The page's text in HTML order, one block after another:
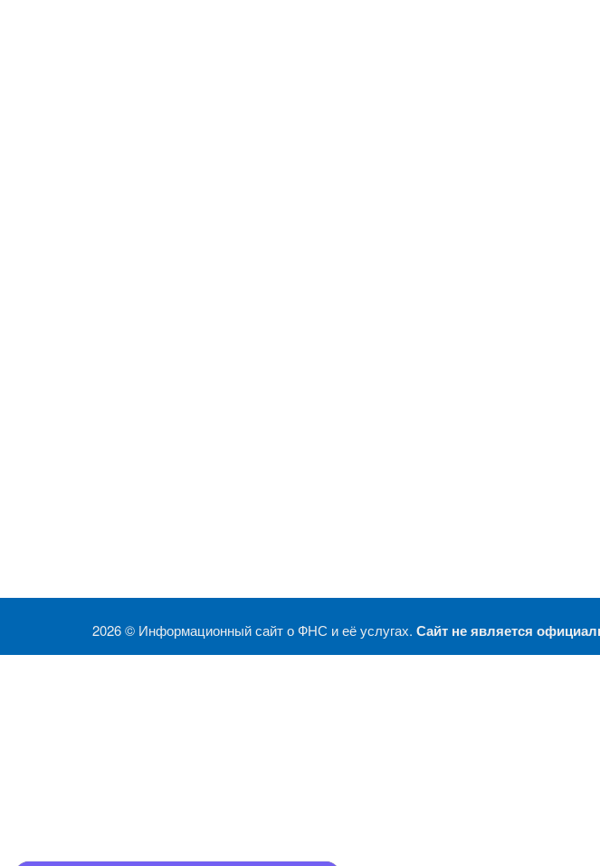
2026 © Информационный сайт о ФНС и её услугах. Сайт не является